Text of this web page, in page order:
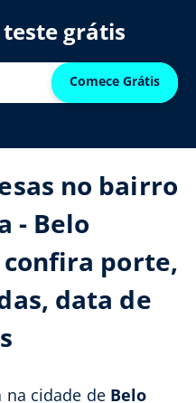
teste grátis
Comece Grátis
no bairro
- Belo
confira porte,
data de
na cidade de Belo